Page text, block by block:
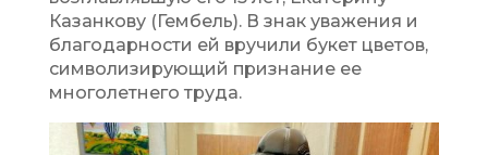
Казанкову (Гембель). В знак уважения и
благодарности ей вручили букет цветов,
символизирующий признание ее
многолетнего труда.